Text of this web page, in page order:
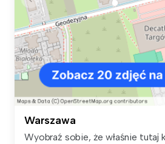
Warszawa
Wyobraź sobie, że właśnie tutaj